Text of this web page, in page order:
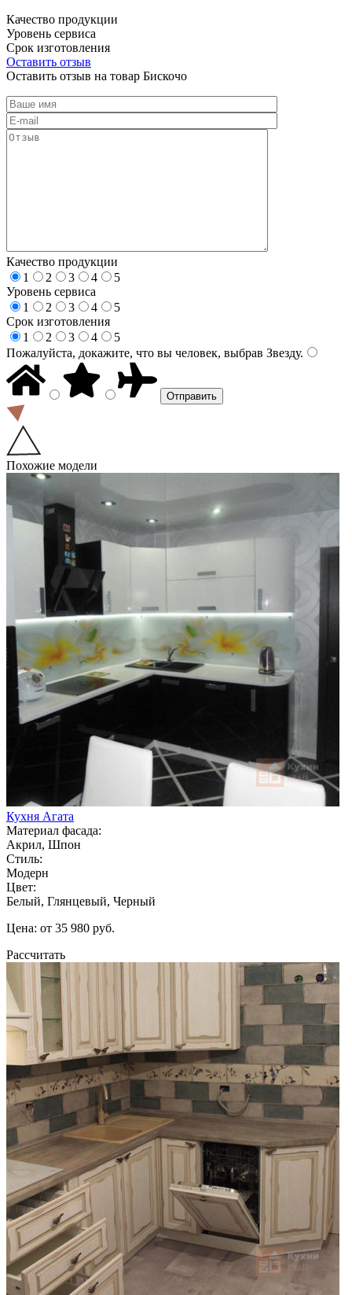
Качество продукции
Уровень сервиса
Срок изготовления
Оставить отзыв
Оставить отзыв на товар Бискочо
Качество продукции
1
2 3 4
5
Уровень сервиса
1
2 3 4
5
Срок изготовления
1
2 3 4
5
Пожалуйста, докажите, что вы человек, выбрав Звезду.
Похожие модели
Кухня Агата
Материал фасада:
Акрил, Шпон
Стиль:
Модерн
Цвет:
Белый, Глянцевый, Черный
Цена: от 35 980 руб.
Рассчитать